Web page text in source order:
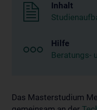
Inhalt
Hilfe
Beratungs-
Das Masterstudium